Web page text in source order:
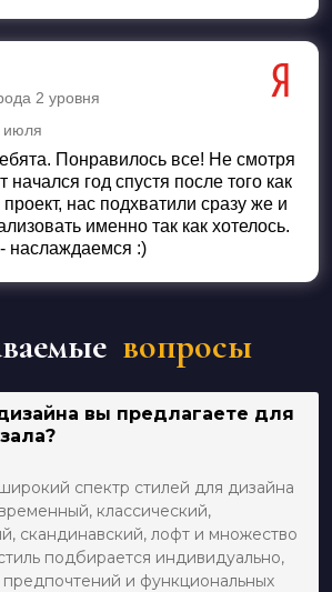
2 уровня
из 5
июля
Понравилось все! Не смотря
начался год спустя после того как
нас подхватили сразу же и
именно так как хотелось.
наслаждаемся :)
вопросы
вы предлагаете для
спектр стилей для дизайна
классический,
скандинавский, лофт и множество
подбирается индивидуально,
и функциональных